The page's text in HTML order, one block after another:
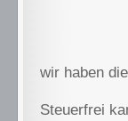
wir haben
Steuerfrei